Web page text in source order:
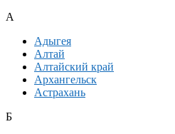
А
Адыгея
Алтай
Алтайский край
Архангельск
Астрахань
Б